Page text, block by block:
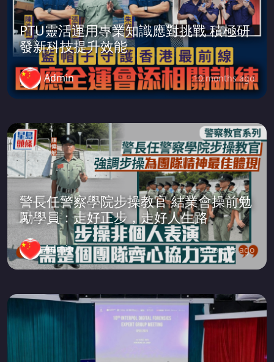
PTU靈活運用專業知識應對挑戰 積極研
發新科技提升效能
Admin 10 months ago
警長任警察學院步操教官 結業會操前勉
勵學員：走好正步，走好人生路
Admin 11 months ago